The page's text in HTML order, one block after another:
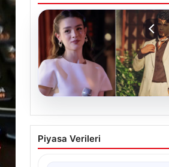
05.08.2026
‘Yeraltı’ dizisinde şok
olay! Babası suç
Piyasa Verileri